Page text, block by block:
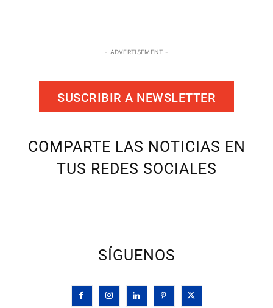
- ADVERTISEMENT -
SUSCRIBIR A NEWSLETTER
COMPARTE LAS NOTICIAS EN
TUS REDES SOCIALES
SÍGUENOS